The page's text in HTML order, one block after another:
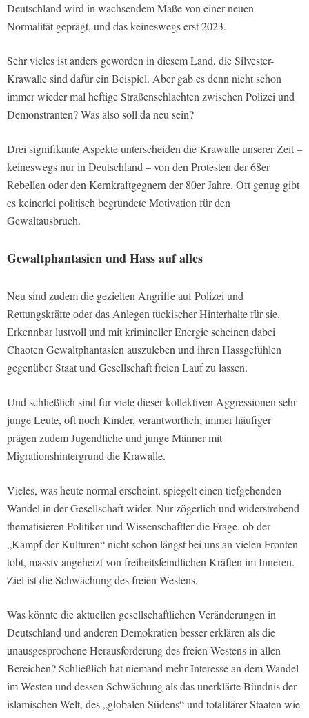
Deutschland wird in wachsendem Maße von einer neuen
Normalität geprägt, und das keineswegs erst 2023.
Sehr vieles ist anders geworden in diesem Land, die Silvester-
Krawalle sind dafür ein Beispiel. Aber gab es denn nicht schon
immer wieder mal heftige Straßenschlachten zwischen Polizei und
Demonstranten? Was also soll da neu sein?
Drei signifikante Aspekte unterscheiden die Krawalle unserer Zeit –
keineswegs nur in Deutschland – von den Protesten der 68er
Rebellen oder den Kernkraftgegnern der 80er Jahre. Oft genug gibt
es keinerlei politisch begründete Motivation für den
Gewaltausbruch.
Gewaltphantasien und Hass auf alles
Neu sind zudem die gezielten Angriffe auf Polizei und
Rettungskräfte oder das Anlegen tückischer Hinterhalte für sie.
Erkennbar lustvoll und mit krimineller Energie scheinen dabei
Chaoten Gewaltphantasien auszuleben und ihren Hassgefühlen
gegenüber Staat und Gesellschaft freien Lauf zu lassen.
Und schließlich sind für viele dieser kollektiven Aggressionen sehr
junge Leute, oft noch Kinder, verantwortlich; immer häufiger
prägen zudem Jugendliche und junge Männer mit
Migrationshintergrund die Krawalle.
Vieles, was heute normal erscheint, spiegelt einen tiefgehenden
Wandel in der Gesellschaft wider. Nur zögerlich und widerstrebend
thematisieren Politiker und Wissenschaftler die Frage, ob der
„Kampf der Kulturen“ nicht schon längst bei uns an vielen Fronten
tobt, massiv angeheizt von freiheitsfeindlichen Kräften im Inneren.
Ziel ist die Schwächung des freien Westens.
Was könnte die aktuellen gesellschaftlichen Veränderungen in
Deutschland und anderen Demokratien besser erklären als die
unausgesprochene Herausforderung des freien Westens in allen
Bereichen? Schließlich hat niemand mehr Interesse an dem Wandel
im Westen und dessen Schwächung als das unerklärte Bündnis der
islamischen Welt, des „globalen Südens“ und totalitärer Staaten wie